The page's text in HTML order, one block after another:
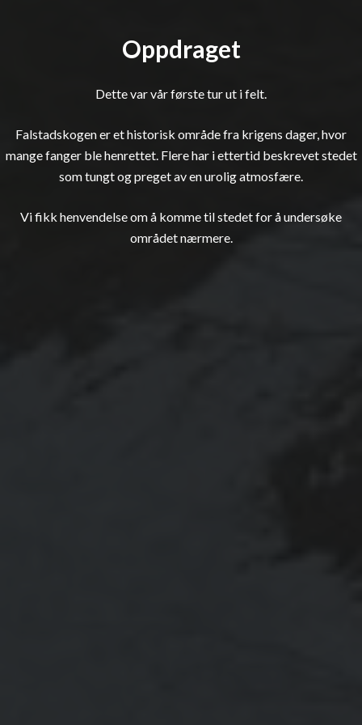
Oppdraget
Dette var vår første tur ut i felt.
Falstadskogen er et historisk område fra krigens dager, hvor
mange fanger ble henrettet. Flere har i ettertid beskrevet stedet
som tungt og preget av en urolig atmosfære.
Vi fikk henvendelse om å komme til stedet for å undersøke
området nærmere.